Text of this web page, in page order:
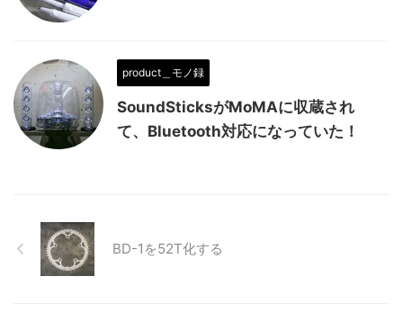
product＿モノ録
SoundSticksがMoMAに収蔵され
て、Bluetooth対応になっていた！
BD-1を52T化する